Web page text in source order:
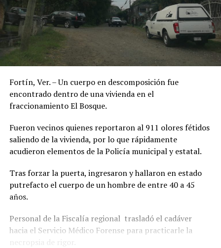
Fortín, Ver. – Un cuerpo en descomposición fue
encontrado dentro de una vivienda en el
fraccionamiento El Bosque.
Fueron vecinos quienes reportaron al 911 olores fétidos
saliendo de la vivienda, por lo que rápidamente
acudieron elementos de la Policía municipal y estatal.
Tras forzar la puerta, ingresaron y hallaron en estado
putrefacto el cuerpo de un hombre de entre 40 a 45
años.
Personal de la Fiscalía regional trasladó el cadáver
hacia el Servicio Médico Forense para practicarle la
necropsia de rigor.